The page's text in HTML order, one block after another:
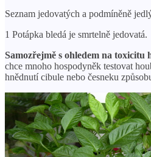
Seznam jedovatých a podmíněně
1 Potápka bledá je smrtelně jedovatá.
Samozřejmě s ohledem na
chce mnoho hospodyněk testovat
hnědnutí cibule nebo česneku